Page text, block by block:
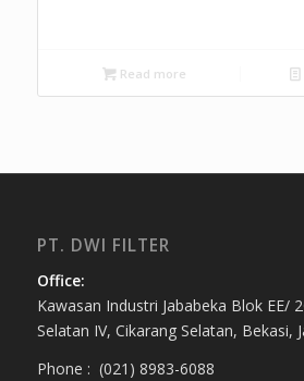
Read more
PT. DWI FILTER
Office:
Kawasan Industri Jababeka Blok EE/
Selatan IV, Cikarang Selatan, Bekasi,
Phone : (021) 8983-6088